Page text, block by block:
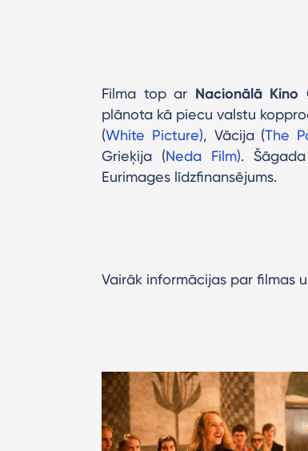
Filma top ar Nacionālā
plānota kā piecu valstu
(White Picture), Vācija (The
Grieķija (Neda Film).
Eurimages līdzfinansējums.
Vairāk informācijas par filmas